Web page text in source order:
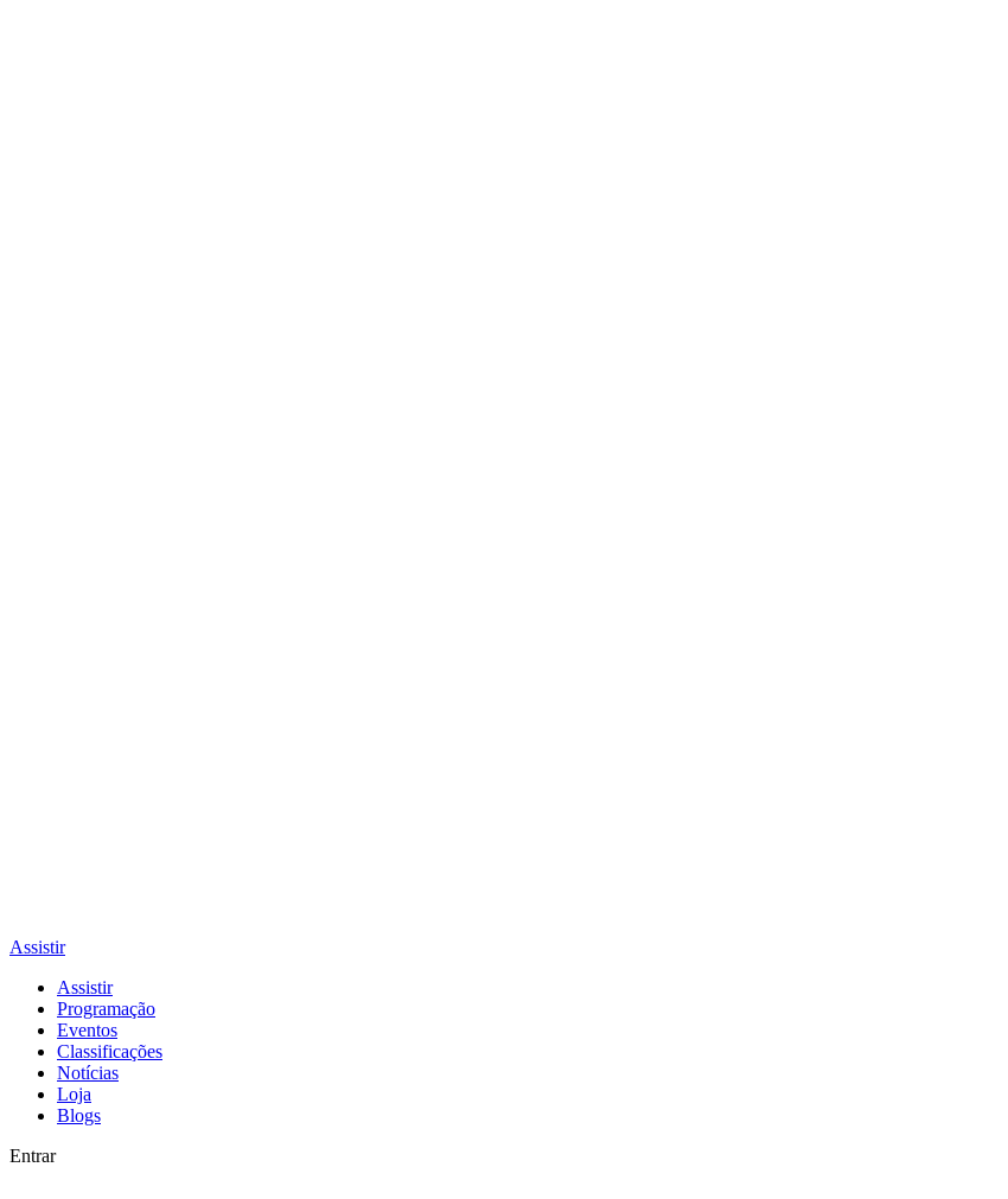
Assistir
Assistir
Programação
Eventos
Classificações
Notícias
Loja
Blogs
Entrar